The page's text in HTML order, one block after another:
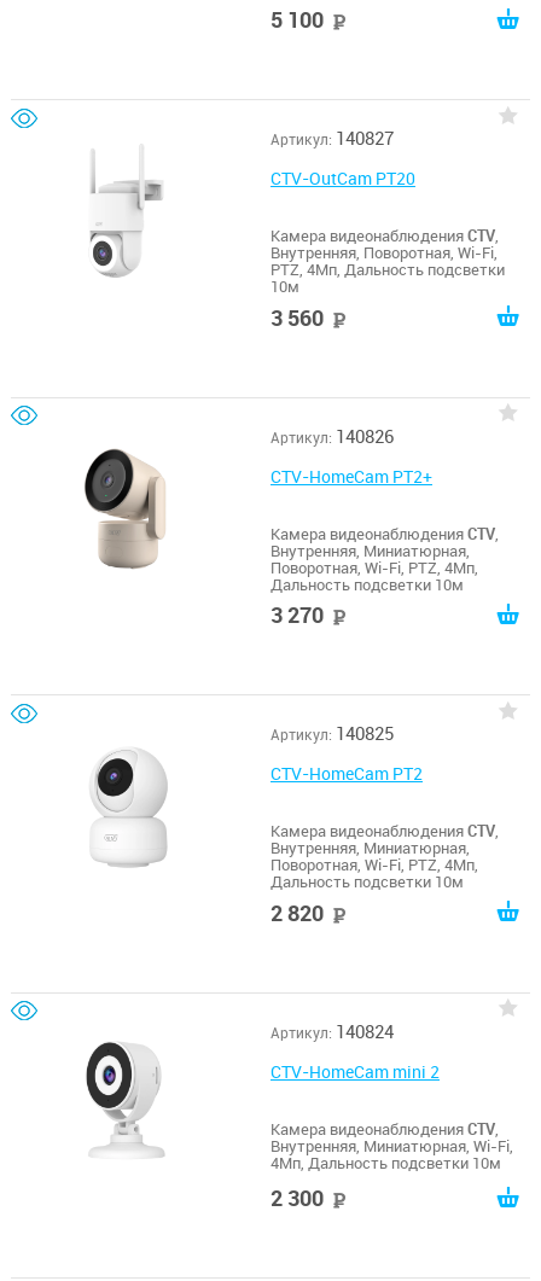
5 100
Артикул: 140827
CTV-OutCam PT20
Камера видеонаблюденияCTV,
Внутренняя, Поворотная, Wi-Fi,
PTZ, 4Мп, Дальность подсветки
10м
3 560
Артикул: 140826
CTV-HomeCam PT2+
Камера видеонаблюденияCTV,
Внутренняя, Миниатюрная,
Поворотная, Wi-Fi, PTZ, 4Мп,
Дальность подсветки 10м
3 270
Артикул: 140825
CTV-HomeCam PT2
Камера видеонаблюденияCTV,
Внутренняя, Миниатюрная,
Поворотная, Wi-Fi, PTZ, 4Мп,
Дальность подсветки 10м
2 820
Артикул: 140824
CTV-HomeCam mini 2
Камера видеонаблюденияCTV,
Внутренняя, Миниатюрная, Wi-Fi,
4Мп, Дальность подсветки 10м
2 300